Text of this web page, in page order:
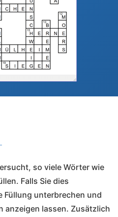
so viele Wörter wie
Falls Sie dies
Füllung unterbrechen und
anzeigen lassen. Zusätzlich